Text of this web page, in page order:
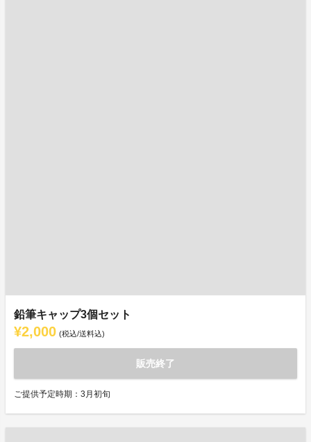
鉛筆キャップ3個セット
¥2,000 (税込/送料込)
販売終了
ご提供予定時期：3月初旬